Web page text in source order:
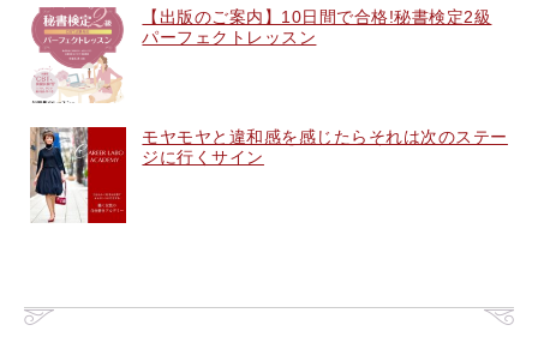
【出版のご案内】10日間で合格!秘書検定2級
パーフェクトレッスン
モヤモヤと違和感を感じたらそれは次のステー
ジに行くサイン